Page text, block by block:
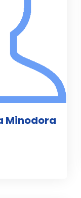
Minodora